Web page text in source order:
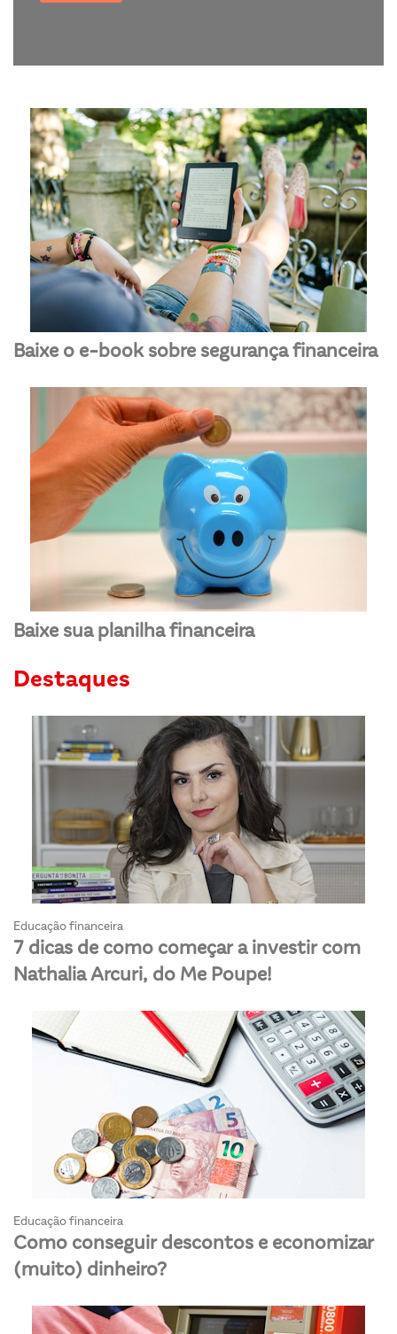
Baixe o e-book sobre segurança financeira
Baixe sua planilha financeira
Destaques
Educação financeira
7 dicas de como começar a investir com
Nathalia Arcuri, do Me Poupe!
Educação financeira
Como conseguir descontos e economizar
(muito) dinheiro?